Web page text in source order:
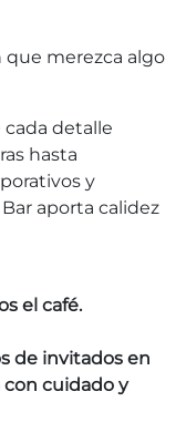
que merezca algo
cada detalle
hasta
y
aporta calidez
el café.
de invitados en
con cuidado y